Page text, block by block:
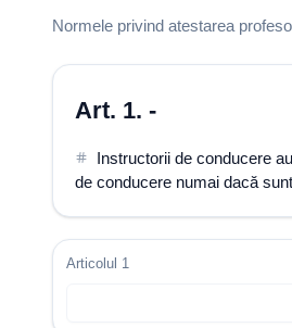
Normele privind atestarea
Art. 1. -
Instructorii de conducere
de conducere numai dacă
Articolul 1